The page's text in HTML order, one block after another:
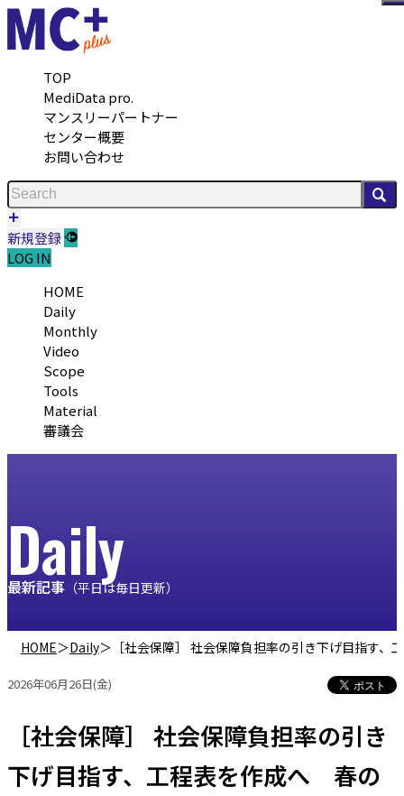
TOP
MediData pro.
マンスリーパートナー
センター概要
お問い合わせ
新規登録
LOG IN
HOME
Daily
Monthly
Video
Scope
Tools
Material
審議会
Daily
最新記事 （平日は毎日更新）
HOME＞Daily＞ ［社会保障］ 社会保障負担率の引き下げ目指す
2026年06月26日(金)
［社会保障］ 社会保障負担率の引き
下げ目指す、工程表を作成へ 春の
メ